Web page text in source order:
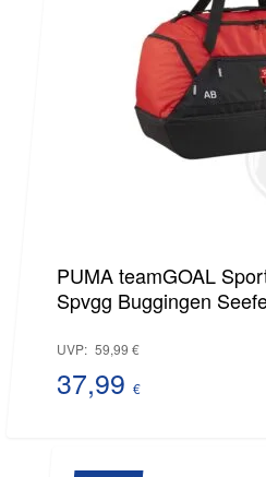
PUMA teamGOAL
Spvgg Buggingen
UVP: 59,99 €
59,99 €
37,99 €
Preis